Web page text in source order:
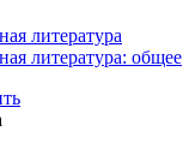
литература
литература: общее